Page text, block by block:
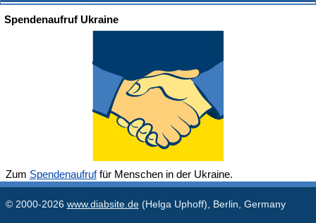
Spendenaufruf Ukraine
Zum Spendenaufruffür Menschen in der Ukraine.
© 2000-2026 www.diabsite.de(Helga Uphoff), Berlin, Germany